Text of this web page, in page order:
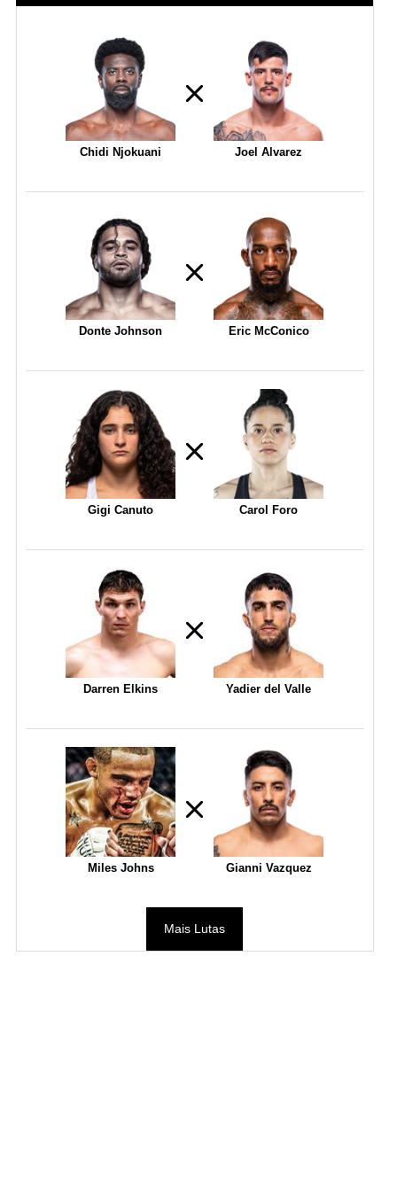
Chidi Njokuani Joel Alvarez
Donte Johnson Eric McConico
Gigi Canuto Carol Foro
Darren Elkins Yadier del Valle
Miles Johns Gianni Vazquez
Mais Lutas